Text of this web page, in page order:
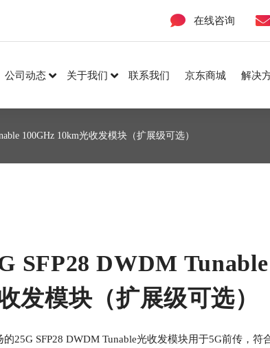
在线咨询
公司动态 关于我们 联系我们 京东商城 解决
100GHz 10km光收发模块（扩展级可选）
SFP28 DWDM
发模块（扩展级可选）
的25G SFP28 DWDM Tunable光收发模块用于5G前传，